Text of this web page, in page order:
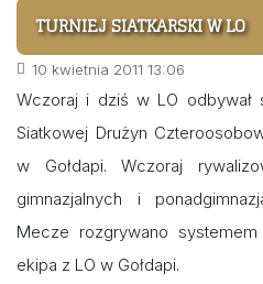
TURNIEJ SIATKARSKI W LO
10 kwietnia 2011 13:06
Wczoraj i dziś w LO odbywał
Siatkowej Drużyn
w Gołdapi. Wczoraj
gimnazjalnych i
Mecze rozgrywano
ekipa z LO w Gołdapi.